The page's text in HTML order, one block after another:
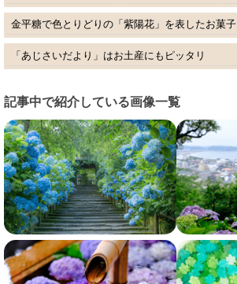
金平糖で色とりどりの「紫陽花」を表したお菓子
「あじさいだより」はお土産にもピッタリ
記事中で紹介している画像一覧